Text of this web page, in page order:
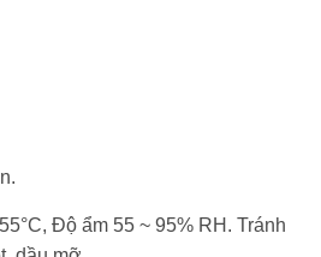
Độ ẩm 55 ~ 95% RH. Tránh